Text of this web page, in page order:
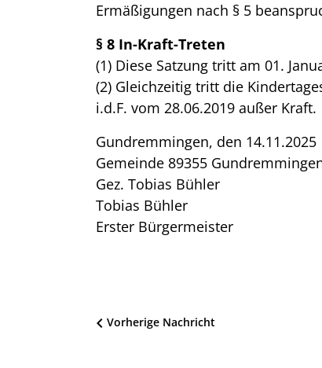
Ermäßigungen nach § 5
§ 8 In-Kraft-Treten
(1) Diese Satzung tritt am 01.
(2) Gleichzeitig tritt die
i.d.F. vom 28.06.2019 außer Kraft.
Gundremmingen, den 14.11.2025
Gemeinde 89355
Gez. Tobias Bühler
Tobias Bühler
Erster Bürgermeister
Beitragsnavigation
Vorherige Nachricht